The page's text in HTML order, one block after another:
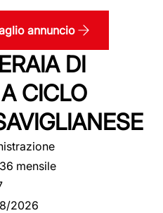
annuncio
DI
CICLO
mensile
2026